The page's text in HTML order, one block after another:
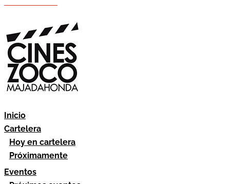
Inicio
Cartelera
Hoy en cartelera
Próximamente
Eventos